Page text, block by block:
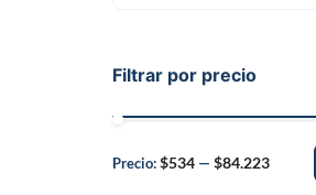
Filtrar por precio
Precio:$534 — $84.223